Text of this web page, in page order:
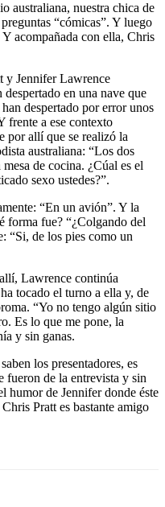
australiana, nuestra chica de
“cómicas”. Y luego
Y acompañada con ella, Chris
y Jennifer Lawrence
en una nave que
despertado por error unos
frente a ese contexto
por allí que se realizó la
australiana: “Los dos
de cocina. ¿Cúal es el
sexo ustedes?”.
“En un avión”. Y la
forma fue? “¿Colgando del
“Si, de los pies como un
Lawrence continúa
tocado el turno a ella y, de
“Yo no tengo algún sitio
Es lo que me pone, la
y sin ganas.
los presentadores, es
fueron de la entrevista y sin
humor de Jennifer donde éste
Pratt es bastante amigo